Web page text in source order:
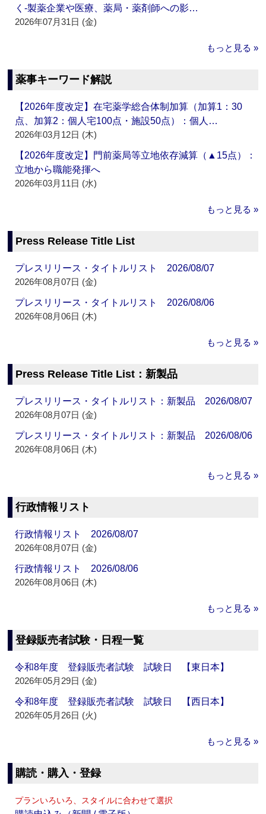
く‐製薬企業や医療、薬局・薬剤師への影…
2026年07月31日 (金)
もっと見る »
薬事キーワード解説
【2026年度改定】在宅薬学総合体制加算（加算1：30
点、加算2：個人宅100点・施設50点）：個人…
2026年03月12日 (木)
【2026年度改定】門前薬局等立地依存減算（▲15点）：
立地から職能発揮へ
2026年03月11日 (水)
もっと見る »
Press Release Title List
プレスリリース・タイトルリスト 2026/08/07
2026年08月07日 (金)
プレスリリース・タイトルリスト 2026/08/06
2026年08月06日 (木)
もっと見る »
Press Release Title List：新製品
プレスリリース・タイトルリスト：新製品 2026/08/07
2026年08月07日 (金)
プレスリリース・タイトルリスト：新製品 2026/08/06
2026年08月06日 (木)
もっと見る »
行政情報リスト
行政情報リスト 2026/08/07
2026年08月07日 (金)
行政情報リスト 2026/08/06
2026年08月06日 (木)
もっと見る »
登録販売者試験・日程一覧
令和8年度 登録販売者試験 試験日 【東日本】
2026年05月29日 (金)
令和8年度 登録販売者試験 試験日 【西日本】
2026年05月26日 (火)
もっと見る »
購読・購入・登録
プランいろいろ、スタイルに合わせて選択